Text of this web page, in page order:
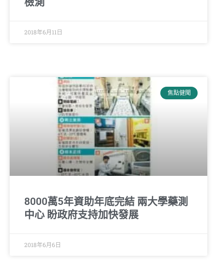
2018年6月11日
焦點健聞
8000萬5年資助年底完結 兩大學藥測
中心 盼政府支持加快發展
2018年6月6日